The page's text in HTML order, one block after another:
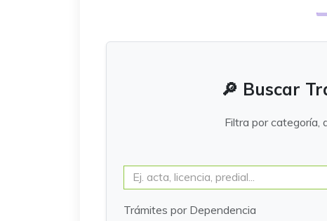
🔎 Buscar
Filtra por categoría,
Trámites por Dependencia